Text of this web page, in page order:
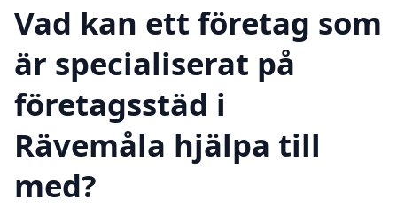
Vad kan ett företag som
är specialiserat på
företagsstäd i
Rävemåla hjälpa till
med?